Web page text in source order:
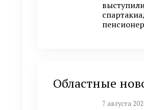
Областные
7 августа